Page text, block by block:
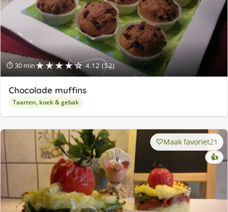
⏱ 30 min★★★★☆ 4.12 (52)
Chocolade muffins
Taarten, koek & gebak
Maak favoriet21
👍